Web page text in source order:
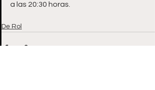
a las 20:30 horas.
De Rol